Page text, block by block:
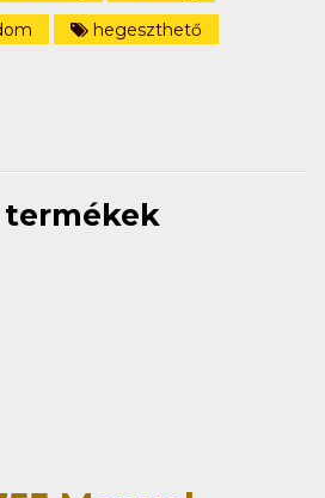
hegeszthető